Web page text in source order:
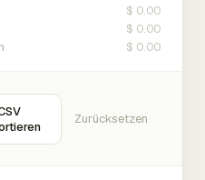
$ 0.00
$ 0.00
$ 0.00
Zurücksetzen